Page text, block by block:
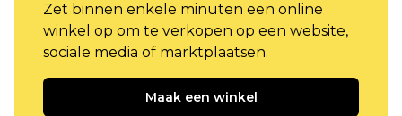
Zet binnen enkele minuten een online
winkel op om te verkopen op een website,
sociale media of marktplaatsen.
Maak een winkel